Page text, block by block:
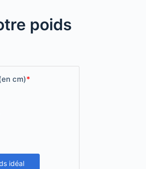
poids
cm)*
idéal